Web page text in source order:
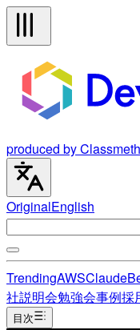
produced by
OriginalEnglish
TrendingAWSClaude
社説明会勉強会事例採
目次